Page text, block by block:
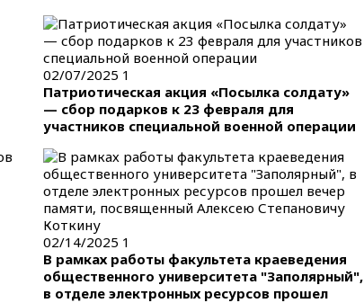
02/07/2025 1
Патриотическая акция «Посылка солдату»
— сбор подарков к 23 февраля для
участников специальной военной операции
02/14/2025 1
В рамках работы факультета краеведения
общественного университета "Заполярный",
в отделе электронных ресурсов прошел